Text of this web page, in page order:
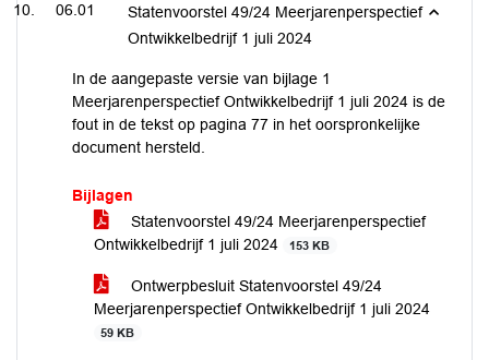
06.01
Statenvoorstel 49/24 Meerjarenperspectief
Ontwikkelbedrijf 1 juli 2024
In de aangepaste versie van bijlage 1
Meerjarenperspectief Ontwikkelbedrijf 1 juli 2024 is de
fout in de tekst op pagina 77 in het oorspronkelijke
document hersteld.
Bijlagen
Statenvoorstel 49/24 Meerjarenperspectief
Ontwikkelbedrijf 1 juli 2024
153 KB
Ontwerpbesluit Statenvoorstel 49/24
Meerjarenperspectief Ontwikkelbedrijf 1 juli 2024
59 KB